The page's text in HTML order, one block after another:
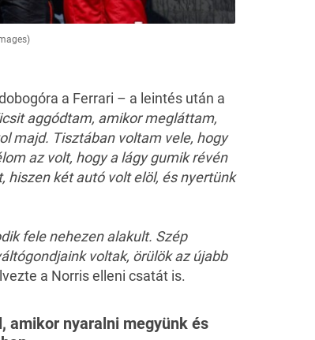
a Ferrari – a leintés után a
aggódtam, amikor megláttam,
majd. Tisztában voltam vele, hogy
az volt, hogy a lágy gumik révén
hiszen két autó volt elöl, és nyertünk
fele nehezen alakult. Szép
voltak, örülök az újabb
a Norris elleni csatát is.
amikor nyaralni megyünk és